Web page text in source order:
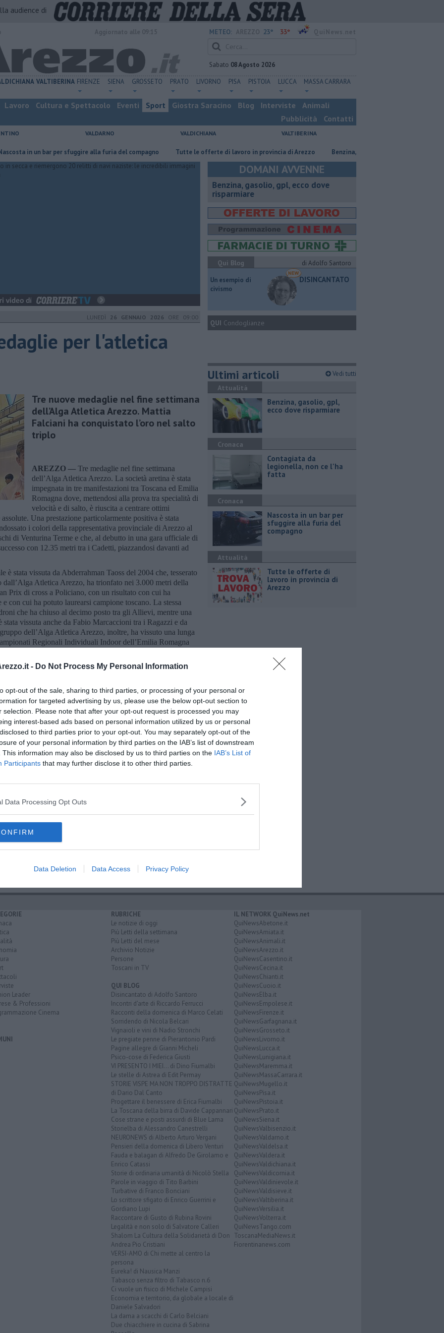
- Do Not Process My Personal Information
opt-out of the sale, sharing to third parties, or processing of your personal or
for targeted advertising by us, please use the below opt-out section to
selection. Please note that after your opt-out request is processed you may
interest-based ads based on personal information utilized by us or personal
to third parties prior to your opt-out. You may separately opt-out of the
of your personal information by third parties on the IAB’s list of downstream
This information may also be disclosed by us to third parties on the IAB’s List of
Participants that may further disclose it to other third parties.
Data Processing Opt Outs
Data Deletion Data Access Privacy Policy
audience di
METEO: 23° 33°
Sabato 08 Agosto 2026
VALTIBERINA FIRENZE SIENA GROSSETO PRATO LIVORNO PISA PISTOIA LUCCA MASSA CARRARA
Lavoro Cultura e Spettacolo Eventi Sport Giostra Saracino Blog Interviste
Animali
Pubblicità
Contatti
VALDARNO VALDICHIANA VALTIBERINA
in un bar per sfuggire alla furia del compagno ​Tutte le offerte di lavoro in provincia di Arezzo ​Benzina, gasolio, gpl, ecco dove risparmiare
LUNEDÌ 26 GENNAIO 2026 ORE 09:00
per l'atletica
​Tre nuove medaglie nel fine settimana
dell’Alga Atletica Arezzo. Mattia
Falciani ha conquistato l’oro nel salto
triplo
AREZZO — Tre medaglie nel fine settimana
dell’Alga Atletica Arezzo. La società aretina è stata
impegnata in tre manifestazioni tra Toscana ed Emilia
Romagna dove, mettendosi alla prova tra specialità di
velocità e di salto, è riuscita a centrare ottimi
Una prestazione particolarmente positiva è stata
i colori della rappresentativa provinciale di Arezzo al
di Venturina Terme e che, al debutto in una gara ufficiale di
con 12.35 metri tra i Cadetti, piazzandosi davanti ad
stata vissuta da Abderrahman Taoss del 2004 che, tesserato
dall’Alga Atletica Arezzo, ha trionfato nei 3.000 metri della
Prix di cross a Policiano, con un risultato con cui ha
con cui ha potuto laurearsi campione toscano. La stessa
che ha chiuso al decimo posto tra gli Allievi, mentre una
vissuta anche da Fabio Marcaccioni tra i Ragazzi e da
dell’Alga Atletica Arezzo, inoltre, ha vissuto una lunga
Regionali Individuali Indoor dell’Emilia Romagna
del 2005 che è sceso in pista nei 60 ostacoli degli
con 8.61 secondi. Il salto triplo ha infine visto emergere
metri, ha chiuso la manifestazione modenese con il quinto
che arricchiscono un ottimo avvio di stagione dopo i buoni
Meeting Nazionali Indoor di Ancona.
iscriviti allaNewsletter QUInews - ToscanaMedia.
nella tua casella di posta.
ai lavori
DOMANI AVVENNE
​Benzina, gasolio, gpl, ecco dove
risparmiare
Qui Blog
di Adolfo Santoro
​Un esempio di
civismo
DISINCANTATO
QUI Condoglianze
Ultimi articoli Vedi tutti
Attualità
​Benzina, gasolio, gpl,
ecco dove risparmiare
Cronaca
Contagiata da
legionella, non ce l'ha
fatta
Cronaca
Nascosta in un bar per
sfuggire alla furia del
compagno
Attualità
​Tutte le offerte di
lavoro in provincia di
Arezzo
Leader
& Professioni
Cinema
RUBRICHE
Le notizie di oggi
Più Letti della settimana
Più Letti del mese
Archivio Notizie
Persone
Toscani in TV
QUI BLOG
Disincantato di Adolfo Santoro
Incontri d'arte di Riccardo Ferrucci
Racconti della domenica di Marco Celati
Sorridendo di Nicola Belcari
Vignaioli e vini di Nadio Stronchi
Le pregiate penne di Pierantonio Pardi
Pagine allegre di Gianni Micheli
Psico-cose di Federica Giusti
VI PRESENTO I MIEI... di Dino Fiumalbi
Le stelle di Astrea di Edit Permay
STORIE VISPE MA NON TROPPO DISTRATTE
di Dario Dal Canto
Progettare il benessere di Erica Fiumalbi
La Toscana della birra di Davide Cappannari
Cose strane e posti assurdi di Blue Lama
Storielba di Alessandro Canestrelli
NEURONEWS di Alberto Arturo Vergani
Pensieri della domenica di Libero Venturi
Fauda e balagan di Alfredo De Girolamo e
Enrico Catassi
Storie di ordinaria umanità di Nicolò Stella
Parole in viaggio di Tito Barbini
Turbative di Franco Bonciani
Lo scrittore sfigato di Enrico Guerrini e
Gordiano Lupi
Raccontare di Gusto di Rubina Rovini
Legalità e non solo di Salvatore Calleri
Shalom La Cultura della Solidarietà di Don
Andrea Pio Cristiani
VERSI-AMO di Chi mette al centro la
persona
Eureka! di Nausica Manzi
Tabasco senza filtro di Tabasco n.6
Ci vuole un fisico di Michele Campisi
Economia e territorio, da globale a locale di
Daniele Salvadori
La dama a scacchi di Carlo Belciani
Due chiacchiere in cucina di Sabrina
IL NETWORK QuiNews.net
QuiNewsAbetone.it
QuiNewsAmiata.it
QuiNewsAnimali.it
QuiNewsArezzo.it
QuiNewsCasentino.it
QuiNewsCecina.it
QuiNewsChianti.it
QuiNewsCuoio.it
QuiNewsElba.it
QuiNewsEmpolese.it
QuiNewsFirenze.it
QuiNewsGarfagnana.it
QuiNewsGrosseto.it
QuiNewsLivorno.it
QuiNewsLucca.it
QuiNewsLunigiana.it
QuiNewsMaremma.it
QuiNewsMassaCarrara.it
QuiNewsMugello.it
QuiNewsPisa.it
QuiNewsPistoia.it
QuiNewsPrato.it
QuiNewsSiena.it
QuiNewsValbisenzio.it
QuiNewsValdarno.it
QuiNewsValdelsa.it
QuiNewsValdera.it
QuiNewsValdichiana.it
QuiNewsValdicornia.it
QuiNewsValdinievole.it
QuiNewsValdisieve.it
QuiNewsValtiberina.it
QuiNewsVersilia.it
QuiNewsVolterra.it
QuiNewsTango.com
ToscanaMediaNews.it
Fiorentinanews.com